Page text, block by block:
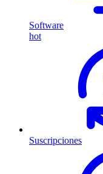
Software
hot
Suscripciones